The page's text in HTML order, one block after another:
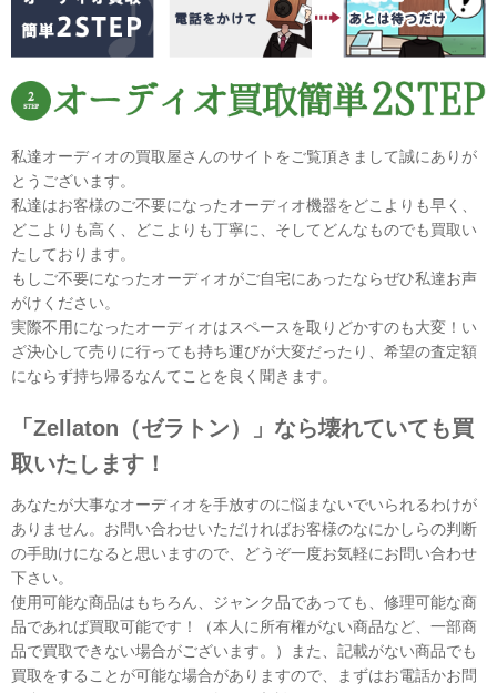
私達オーディオの買取屋さんのサイトをご覧頂きまして誠にありが
とうございます。
私達はお客様のご不要になったオーディオ機器をどこよりも早く、
どこよりも高く、どこよりも丁寧に、そしてどんなものでも買取い
たしております。
もしご不要になったオーディオがご自宅にあったならぜひ私達お声
がけください。
実際不用になったオーディオはスペースを取りどかすのも大変！い
ざ決心して売りに行っても持ち運びが大変だったり、希望の査定額
にならず持ち帰るなんてことを良く聞きます。
「Zellaton（ゼラトン）」なら壊れていても買
取いたします！
あなたが大事なオーディオを手放すのに悩まないでいられるわけが
ありません。お問い合わせいただければお客様のなにかしらの判断
の手助けになると思いますので、どうぞ一度お気軽にお問い合わせ
下さい。
使用可能な商品はもちろん、ジャンク品であっても、修理可能な商
品であれば買取可能です！（本人に所有権がない商品など、一部商
品で買取できない場合がございます。）また、記載がない商品でも
買取をすることが可能な場合がありますので、まずはお電話かお問